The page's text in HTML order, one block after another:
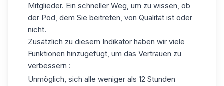
Mitglieder. Ein schneller Weg, um zu wissen, ob
der Pod, dem Sie beitreten, von Qualität ist oder
nicht.
Zusätzlich zu diesem Indikator haben wir viele
Funktionen hinzugefügt, um das Vertrauen zu
verbessern :
Unmöglich, sich alle weniger als 12 Stunden